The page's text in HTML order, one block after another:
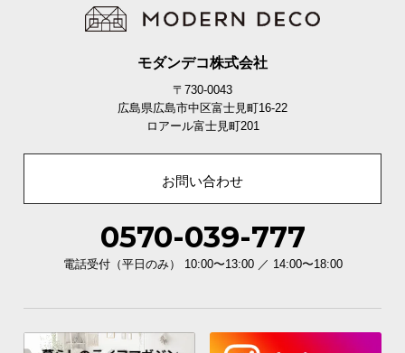
モダンデコ株式会社
〒730-0043
広島県広島市中区富士見町16-22
ロアール富士見町201
お問い合わせ
0570-039-777
電話受付（平日のみ） 10:00〜13:00 ／ 14:00〜18:00